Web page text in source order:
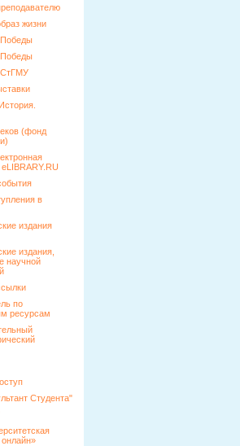
жизни
СтГМУ
(фонд
в
издания
издания,
научной
по
ресурсам
Студента"
онлайн»